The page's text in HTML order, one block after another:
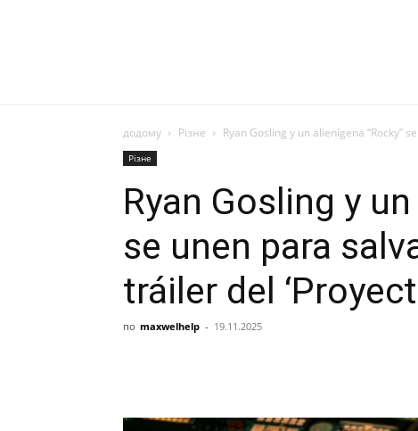
додому Різне Ryan Gosling y un alienígena “Rocky”
Різне
Ryan Gosling y
se unen para
tráiler del
по maxwelhelp - 19.11.2025